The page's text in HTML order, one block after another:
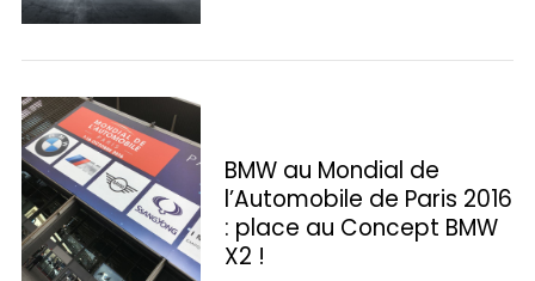
BMW au Mondial de
l’Automobile de Paris 2016
: place au Concept BMW
X2 !